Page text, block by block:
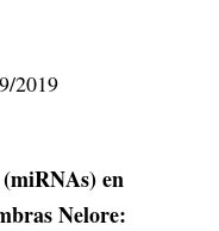
2019
en
Nelore: